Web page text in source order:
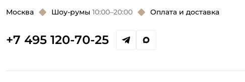
Москва Шоу-румы 10:00–20:00 Оплата и доставка
+7 495 120-70-25